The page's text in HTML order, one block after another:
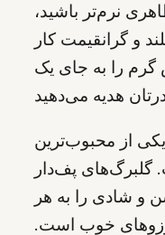
نرم‌تر باشید،
و گرانقیمت کار
گرم را به جای یک
یکی از محبوب‌ترین
گلبرگ‌های پف‌دار
شادی را به هر
خوب است.